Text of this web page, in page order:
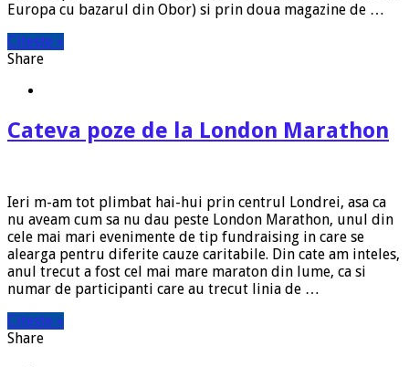
Europa cu bazarul din Obor) si prin doua magazine de …
Citeste »
Share
Cateva poze de la London Marathon
Ieri m-am tot plimbat hai-hui prin centrul Londrei, asa ca
nu aveam cum sa nu dau peste London Marathon, unul din
cele mai mari evenimente de tip fundraising in care se
alearga pentru diferite cauze caritabile. Din cate am inteles,
anul trecut a fost cel mai mare maraton din lume, ca si
numar de participanti care au trecut linia de …
Citeste »
Share